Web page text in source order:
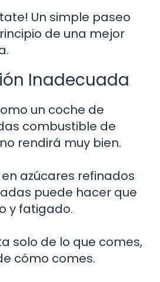
Un simple paseo
de una mejor
Inadecuada
un coche de
combustible de
rendirá muy bien.
azúcares refinados
puede hacer que
y fatigado.
solo de lo que comes,
cómo comes.